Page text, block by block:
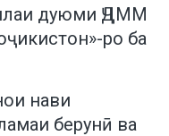
дуюми ҶДММ
ро ба
нави
берунӣ ва